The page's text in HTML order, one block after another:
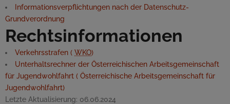
Informationsverpflichtungen nach der Datenschutz-
Grundverordnung
Rechtsinformationen
Verkehrsstrafen ( WKO)
Unterhaltsrechner der Österreichischen Arbeitsgemeinschaft
für Jugendwohlfahrt ( Österreichische Arbeitsgemeinschaft für
Jugendwohlfahrt)
Letzte Aktualisierung: 06.06.2024